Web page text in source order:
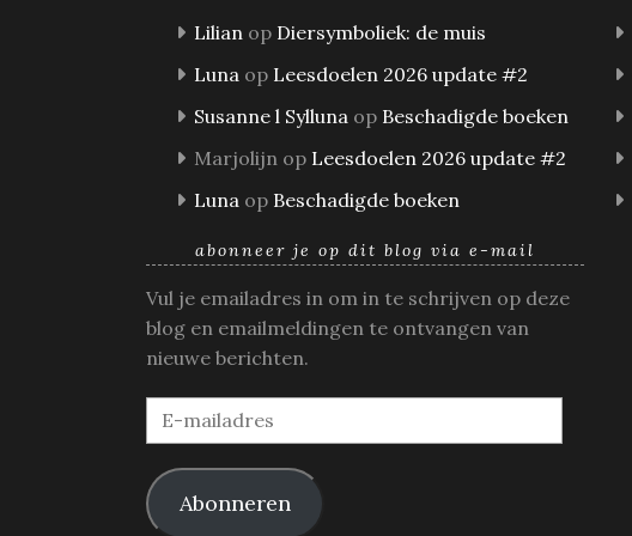
Lilian op Diersymboliek: de muis
Luna op Leesdoelen 2026 update #2
Susanne l Sylluna op Beschadigde boeken
Marjolijn op Leesdoelen 2026 update #2
Luna op Beschadigde boeken
abonneer je op dit blog via e-mail
Vul je emailadres in om in te schrijven op deze
blog en emailmeldingen te ontvangen van
nieuwe berichten.
E-
mailadres
Abonneren